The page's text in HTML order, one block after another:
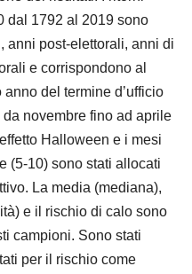
dal 1792 al 2019 sono
anni post-elettorali, anni di
e corrispondono al
del termine d’ufficio
novembre fino ad aprile
Halloween e i mesi
(5-10) sono stati allocati
La media (mediana),
e il rischio di calo sono
campioni. Sono stati
per il rischio come